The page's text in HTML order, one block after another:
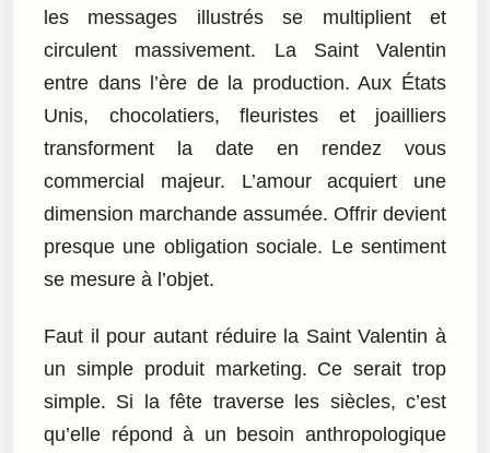
les messages illustrés se multiplient et
circulent massivement. La Saint Valentin
entre dans l’ère de la production. Aux États
Unis, chocolatiers, fleuristes et joailliers
transforment la date en rendez vous
commercial majeur. L’amour acquiert une
dimension marchande assumée. Offrir devient
presque une obligation sociale. Le sentiment
se mesure à l’objet.
Faut il pour autant réduire la Saint Valentin à
un simple produit marketing. Ce serait trop
simple. Si la fête traverse les siècles, c’est
qu’elle répond à un besoin anthropologique